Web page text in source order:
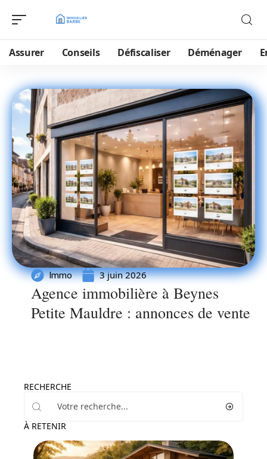
Assurer Conseils Défiscaliser Déménager
Immo 3 juin 2026
Agence immobilière à Beynes
Petite Mauldre : annonces de vente
RECHERCHE
À RETENIR